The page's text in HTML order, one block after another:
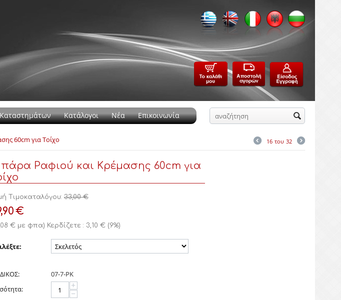
Καταστημάτων Κατάλογοι Νέα Επικοινωνία
60cm για Τοίχο 16 του 32
Ραφιού και Κρέμασης 60cm για
Τιμοκαταλόγου: 33,00 €
€
€με φπα) Κερδίζετε : 3,10 €(9%)
07-7-ΡΚ
+
−